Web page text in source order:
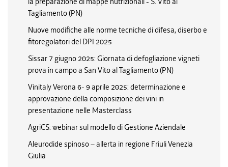
Tagliamento (PN)
Nuove modifiche alle norme tecniche di difesa, diserbo e
fitoregolatori del DPI 2025
Sissar 7 giugno 2025: Giornata di defogliazione vigneti
prova in campo a San Vito al Tagliamento (PN)
Vinitaly Verona 6- 9 aprile 2025: determinazione e
approvazione della composizione dei vini in
presentazione nelle Masterclass
AgriCS: webinar sul modello di Gestione Aziendale
Aleurodide spinoso – allerta in regione Friuli Venezia
Giulia